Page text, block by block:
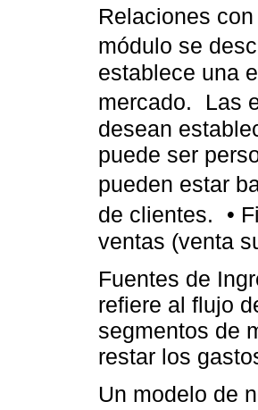
Relaciones
módulo se
establece una
mercado. Las
desean
puede ser
pueden estar
de clientes. •
ventas (venta
Fuentes de
refiere al flujo
segmentos de
restar los
Un modelo de